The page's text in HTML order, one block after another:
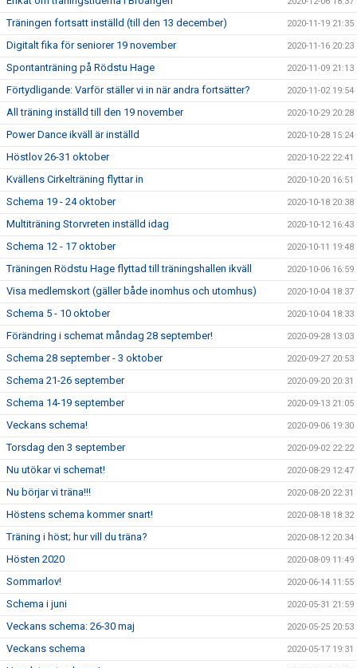
Träningen fortsatt inställd (till den 13 december) 2020-11-19 21:35
Digitalt fika för seniorer 19 november 2020-11-16 20:23
Spontanträning på Rödstu Hage 2020-11-09 21:13
Förtydligande: Varför ställer vi in när andra fortsätter? 2020-11-02 19:54
All träning inställd till den 19 november 2020-10-29 20:28
Power Dance ikväll är inställd 2020-10-28 15:24
Höstlov 26-31 oktober 2020-10-22 22:41
Kvällens Cirkelträning flyttar in 2020-10-20 16:51
Schema 19 - 24 oktober 2020-10-18 20:38
Multiträning Storvreten inställd idag 2020-10-12 16:43
Schema 12 - 17 oktober 2020-10-11 19:48
Träningen Rödstu Hage flyttad till träningshallen ikväll 2020-10-06 16:59
Visa medlemskort (gäller både inomhus och utomhus) 2020-10-04 18:37
Schema 5 - 10 oktober 2020-10-04 18:33
Förändring i schemat måndag 28 september! 2020-09-28 13:03
Schema 28 september - 3 oktober 2020-09-27 20:53
Schema 21-26 september 2020-09-20 20:31
Schema 14-19 september 2020-09-13 21:05
Veckans schema! 2020-09-06 19:30
Torsdag den 3 september 2020-09-02 22:22
Nu utökar vi schemat! 2020-08-29 12:47
Nu börjar vi träna!!! 2020-08-20 22:31
Höstens schema kommer snart! 2020-08-18 18:32
Träning i höst; hur vill du träna? 2020-08-12 20:34
Hösten 2020 2020-08-09 11:49
Sommarlov! 2020-06-14 11:55
Schema i juni 2020-05-31 21:59
Veckans schema: 26-30 maj 2020-05-25 20:53
Veckans schema 2020-05-17 19:31